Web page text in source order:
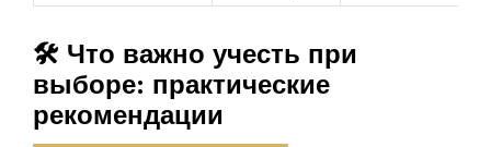
🛠️ Что важно учесть при
выборе: практические
рекомендации